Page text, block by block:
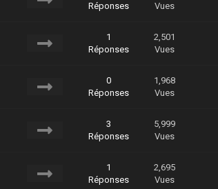
Réponses
Vues
1
Réponses
2,501
Vues
0
Réponses
1,968
Vues
3
Réponses
5,999
Vues
1
Réponses
2,695
Vues